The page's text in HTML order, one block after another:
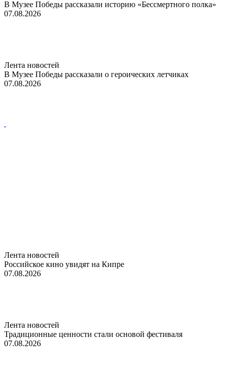
В Музее Победы рассказали историю «Бессмертного полка»
07.08.2026
Лента новостей
В Музее Победы рассказали о героических летчиках
07.08.2026
Лента новостей
Российское кино увидят на Кипре
07.08.2026
Лента новостей
Традиционные ценности стали основой фестиваля
07.08.2026